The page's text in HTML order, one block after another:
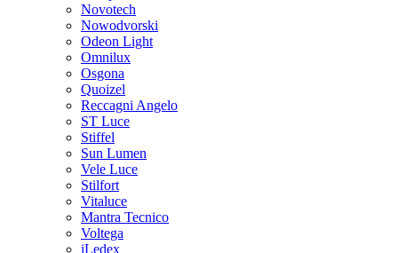
Novotech
Nowodvorski
Odeon Light
Omnilux
Osgona
Quoizel
Reccagni Angelo
ST Luce
Stiffel
Sun Lumen
Vele Luce
Stilfort
Vitaluce
Mantra Tecnico
Voltega
iLedex